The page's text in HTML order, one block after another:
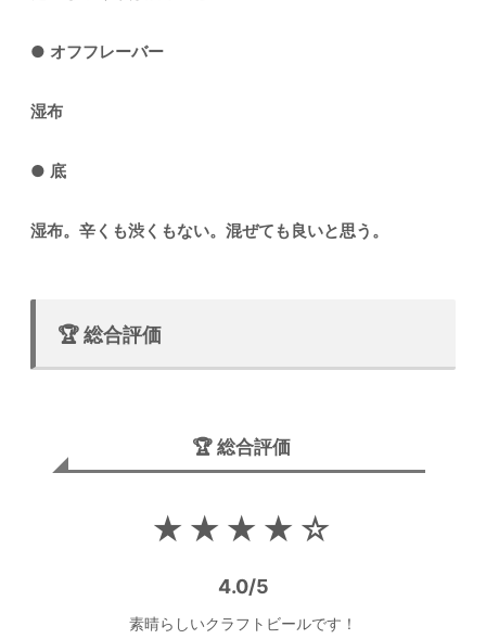
● オフフレーバー
湿布
● 底
湿布。辛くも渋くもない。混ぜても良いと思う。
🏆 総合評価
🏆 総合評価
★★★★☆
4.0/5
素晴らしいクラフトビールです！